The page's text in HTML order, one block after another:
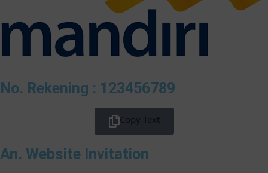
No. Rekening : 123456789
Copy Text
An. Website Invitation